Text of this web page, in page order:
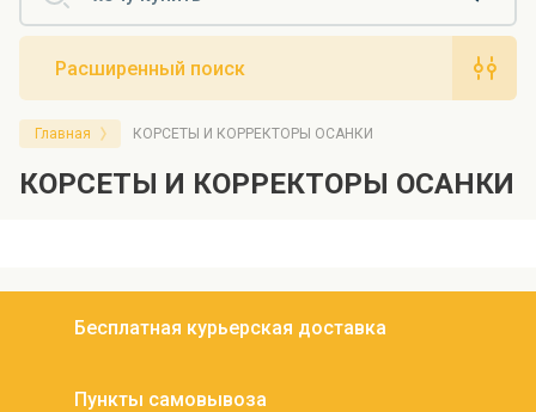
Расширенный поиск
Главная КОРСЕТЫ И КОРРЕКТОРЫ ОСАНКИ
КОРСЕТЫ И КОРРЕКТОРЫ ОСАНКИ
Бесплатная курьерская доставка
Пункты самовывоза